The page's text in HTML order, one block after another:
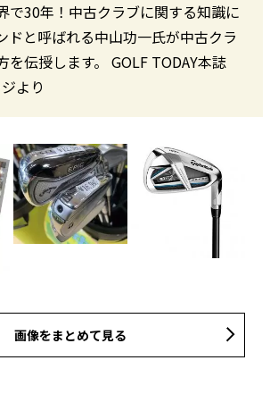
で30年！中古クラブに関する知識に
ドと呼ばれる中山功一氏が中古クラ
を伝授します。 GOLF TODAY本誌
より
画像をまとめて見る